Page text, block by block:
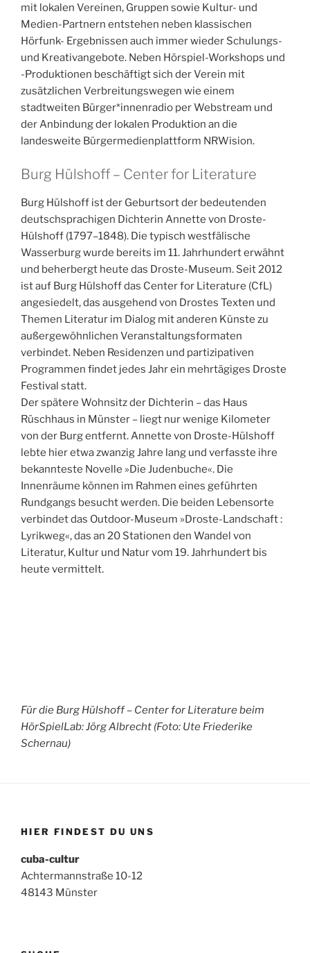
mit lokalen Vereinen, Gruppen sowie Kultur- und
Medien-Partnern entstehen neben klassischen
Hörfunk- Ergebnissen auch immer wieder Schulungs-
und Kreativangebote. Neben Hörspiel-Workshops und
-Produktionen beschäftigt sich der Verein mit
zusätzlichen Verbreitungswegen wie einem
stadtweiten Bürger*innenradio per Webstream und
der Anbindung der lokalen Produktion an die
landesweite Bürgermedienplattform NRWision.
Burg Hülshoff – Center for Literature
Burg Hülshoff ist der Geburtsort der bedeutenden
deutschsprachigen Dichterin Annette von Droste-
Hülshoff (1797–1848). Die typisch westfälische
Wasserburg wurde bereits im 11. Jahrhundert erwähnt
und beherbergt heute das Droste-Museum. Seit 2012
ist auf Burg Hülshoff das Center for Literature (CfL)
angesiedelt, das ausgehend von Drostes Texten und
Themen Literatur im Dialog mit anderen Künste zu
außergewöhnlichen Veranstaltungsformaten
verbindet. Neben Residenzen und partizipativen
Programmen findet jedes Jahr ein mehrtägiges Droste
Festival statt.
Der spätere Wohnsitz der Dichterin – das Haus
Rüschhaus in Münster – liegt nur wenige Kilometer
von der Burg entfernt. Annette von Droste-Hülshoff
lebte hier etwa zwanzig Jahre lang und verfasste ihre
bekannteste Novelle »Die Judenbuche«. Die
Innenräume können im Rahmen eines geführten
Rundgangs besucht werden. Die beiden Lebensorte
verbindet das Outdoor-Museum »Droste-Landschaft :
Lyrikweg«, das an 20 Stationen den Wandel von
Literatur, Kultur und Natur vom 19. Jahrhundert bis
heute vermittelt.
Für die Burg Hülshoff – Center for Literature beim
HörSpielLab: Jörg Albrecht (Foto: Ute Friederike
Schernau)
HIER FINDEST DU UNS
cuba-cultur
Achtermannstraße 10-12
48143 Münster